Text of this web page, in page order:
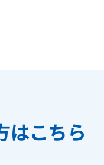
はこちら